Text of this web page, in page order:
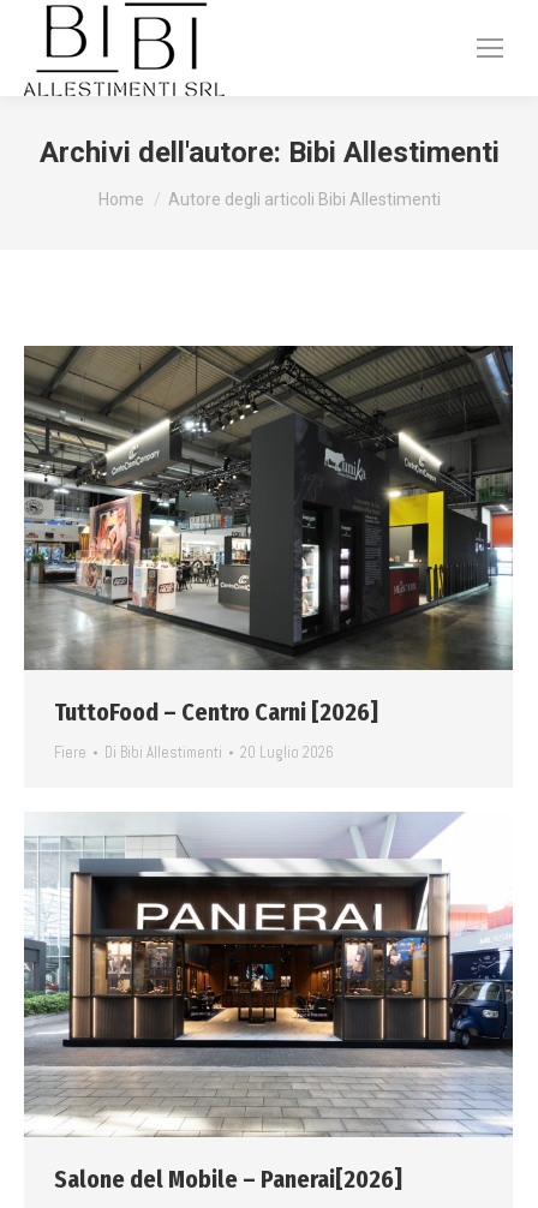
Archivi dell'autore: Bibi Allestimenti
Tu sei qui:
Home Autore degli articoli Bibi Allestimenti
TuttoFood – Centro Carni [2026]
Fiere Di Bibi Allestimenti 20 Luglio 2026
Salone del Mobile – Panerai[2026]